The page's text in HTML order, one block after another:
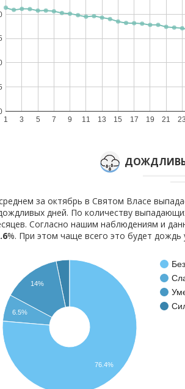
1 3 5 7 9 11 13 15 17 19 21 23
за октябрь в Святом Власе
дней. По количеству
Согласно нашим наблюдениям и
%. При этом чаще всего это будет дождь
14%
6.5%
76.4%